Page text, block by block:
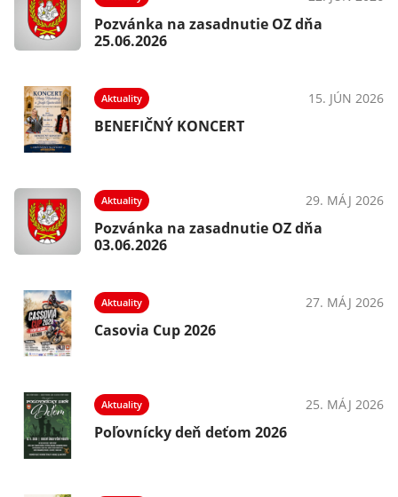
Pozvánka na zasadnutie OZ dňa
25.06.2026
Aktuality 15. JÚN 2026
BENEFIČNÝ KONCERT
Aktuality 29. MÁJ 2026
Pozvánka na zasadnutie OZ dňa
03.06.2026
Aktuality 27. MÁJ 2026
Casovia Cup 2026
Aktuality 25. MÁJ 2026
Poľovnícky deň deťom 2026